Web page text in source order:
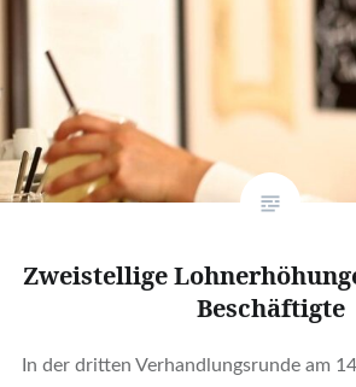
Zweistellige
Beschäftigte
In der dritten Verhandlungsrunde am